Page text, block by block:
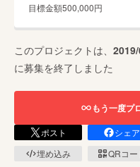
目標金額500,000円
このプロジェクトは、
に募集を終了しました
もう一度プ
ポスト シェア
埋め込み
QRコー